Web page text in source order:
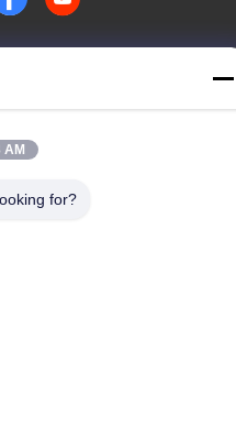
ーカー。Copyright© -2026
AM
for?